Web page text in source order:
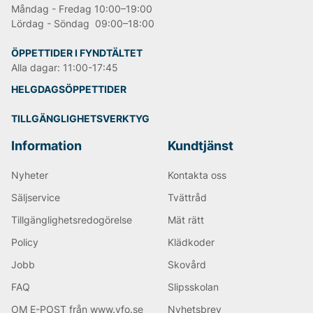
NN07
Björn Borg
Replay
Oscar Jacobson
Måndag - Fredag 10:00–19:00
Lördag - Söndag 09:00–18:00
ÖPPETTIDER I FYNDTÄLTET
Alla dagar: 11:00-17:45
HELGDAGSÖPPETTIDER
TILLGÄNGLIGHETSVERKTYG
Information
Nyheter
Säljservice
Tillgänglighetsredogörelse
Policy
Jobb
FAQ
OM E-POST från www.vfo.se
Kundtjänst
Kontakta oss
Tvättråd
Mät rätt
Klädkoder
Skovård
Slipsskolan
Nyhetsbrev